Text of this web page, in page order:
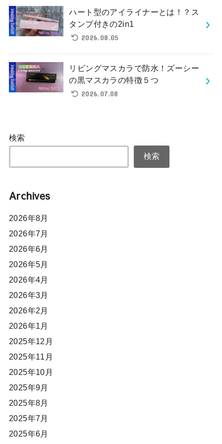
ハート型のアイライナーとは！？ス
タンプ付きの2in1
2026.08.05
リビングマスカラで防水！ズーシー
の黒マスカラの特徴５つ
2026.07.08
検索
検索
Archives
2026年8月
2026年7月
2026年6月
2026年5月
2026年4月
2026年3月
2026年2月
2026年1月
2025年12月
2025年11月
2025年10月
2025年9月
2025年8月
2025年7月
2025年6月